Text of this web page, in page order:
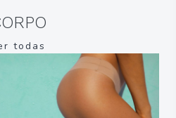
todas